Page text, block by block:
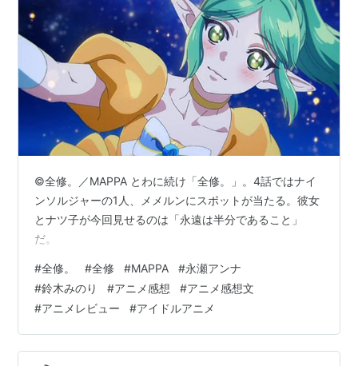
©全修。／MAPPA とわに続け「全修。」。4話ではナイ
ンソルジャーの1人、メメルンにスポットが当たる。彼女
とナツ子が今回見せるのは「永遠は半分であること」
だ。
#全修。 #全修 #MAPPA #永瀬アンナ
#鈴木みのり #アニメ感想 #アニメ感想文
#アニメレビュー #アイドルアニメ